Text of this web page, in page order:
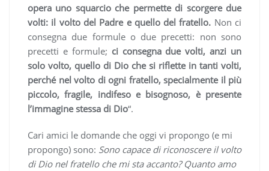
opera uno squarcio che permette di scorgere due
volti: il volto del Padre e quello del fratello. Non ci
consegna due formule o due precetti: non sono
precetti e formule; ci consegna due volti, anzi un
solo volto, quello di Dio che si riflette in tanti volti,
perché nel volto di ogni fratello, specialmente il più
piccolo, fragile, indifeso e bisognoso, è presente
l’immagine stessa di Dio“.
Cari amici le domande che oggi vi propongo (e mi
propongo) sono: Sono capace di riconoscere il volto
di Dio nel fratello che mi sta accanto? Quanto amo